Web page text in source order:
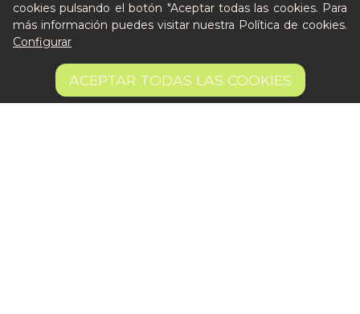
58,70 € AÑADIR A LA CESTA
cookies pulsando el botón "Aceptar todas las cookies. Para
más información puedes visitar nuestra Política de cookies.
Configurar
ACEPTAR TODAS LAS COOKIES
Recursos / Blog
Escríbenos al Whatsapp
Escríbenos al correo